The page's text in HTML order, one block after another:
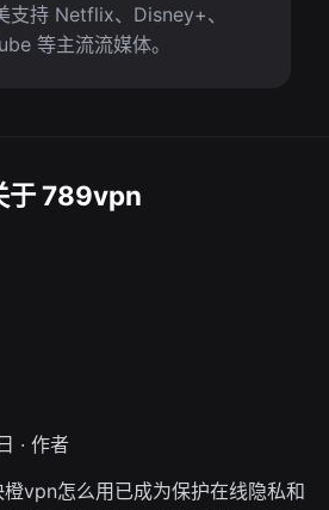
支持 Netflix、Disney+、
等主流流媒体。
于 789vpn
· 作者
vpn怎么用已成为保护在线隐私和